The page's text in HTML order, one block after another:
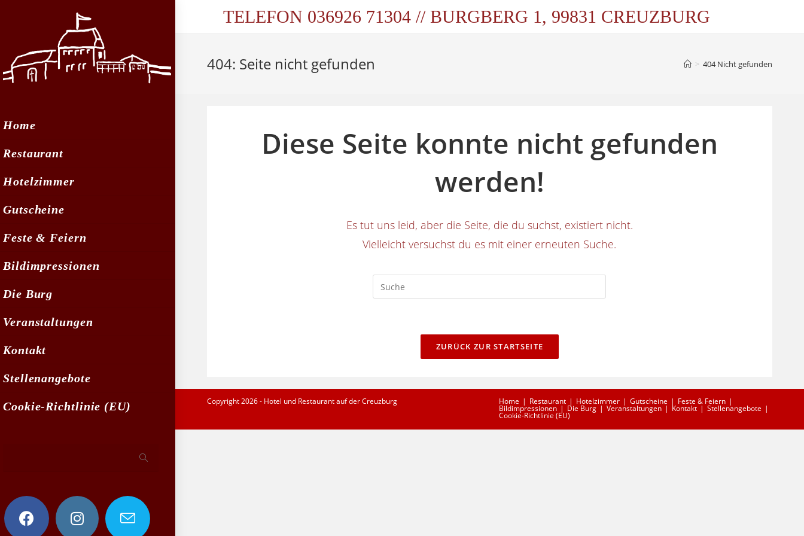
TELEFON 036926 71304 // BURGBERG 1, 99831 CREUZBURG
Home
Restaurant
Hotelzimmer
Gutscheine
Feste & Feiern
Bildimpressionen
Die Burg
Veranstaltungen
Kontakt
Stellenangebote
Cookie-Richtlinie (EU)
404: Seite nicht gefunden > 404 Nicht gefunden
Diese Seite konnte nicht gefunden
werden!
Es tut uns leid, aber die Seite, die du suchst, existiert nicht.
Vielleicht versuchst du es mit einer erneuten Suche.
Search
this
ZURÜCK ZUR STARTSEITE
Home Restaurant Hotelzimmer Gutscheine Feste & Feiern
Bildimpressionen Die Burg Veranstaltungen Kontakt Stellenangebote
Cookie-Richtlinie (EU)
Copyright 2026 - Hotel und Restaurant auf der Creuzburg